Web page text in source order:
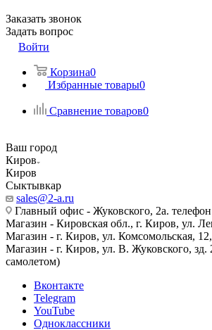
Заказать звонок
Задать вопрос
Войти
Корзина0
Избранные товары0
Сравнение товаров0
Ваш город
Киров
Киров
Сыктывкар
sales@2-a.ru
Главный офис - Жуковского, 2а.
Магазин - Кировская обл., г. Киров, ул.
Магазин - г. Киров, ул. Комсомольская,
Магазин - г. Киров, ул. В. Жуковского, зд.
самолетом)
Вконтакте
Telegram
YouTube
Одноклассники